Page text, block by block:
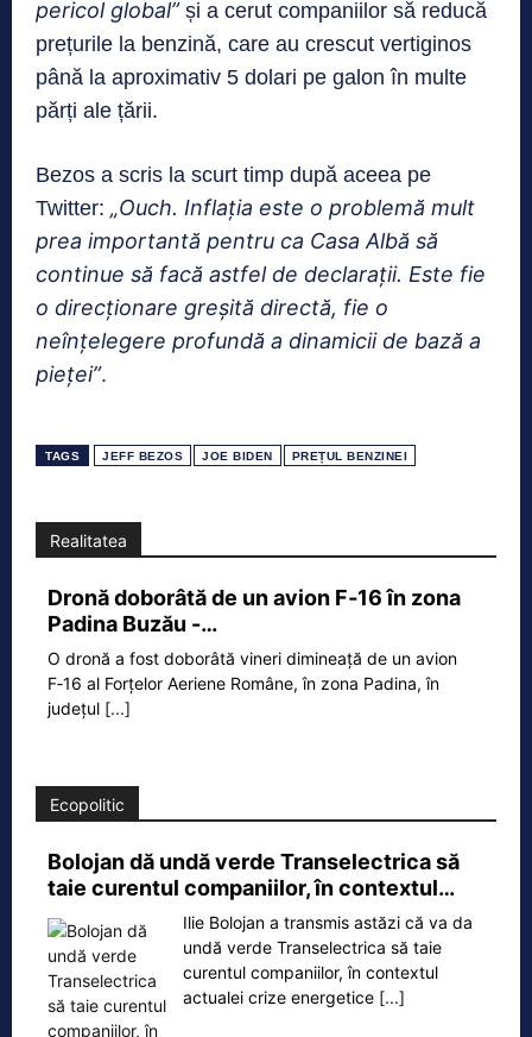
pericol global”și a cerut companiilor să reducă
prețurile la benzină, care au crescut vertiginos
până la aproximativ 5 dolari pe galon în multe
părți ale țării.
Bezos a scris la scurt timp după aceea pe
Twitter: „Ouch. Inflația este o problemă mult
prea importantă pentru ca Casa Albă să
continue să facă astfel de declarații. Este fie
o direcționare greșită directă, fie o
neînțelegere profundă a dinamicii de bază a
pieței”.
TAGS JEFF BEZOS JOE BIDEN PREȚUL BENZINEI
Realitatea
Dronă doborâtă de un avion F‑16 în zona
Padina Buzău -…
O dronă a fost doborâtă vineri dimineață de un avion
F‑16 al Forțelor Aeriene Române, în zona Padina, în
județul [...]
Ecopolitic
Bolojan dă undă verde Transelectrica să
taie curentul companiilor, în contextul…
Ilie Bolojan a transmis astăzi că va da
undă verde Transelectrica să taie
curentul companiilor, în contextul
actualei crize energetice [...]